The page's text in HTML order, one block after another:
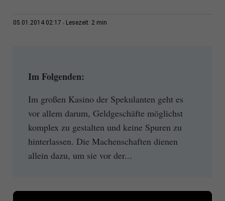
05.01.2014 02:17 Lesezeit: 2 min
Im Folgenden:
Im großen Kasino der Spekulanten geht es
vor allem darum, Geldgeschäfte möglichst
komplex zu gestalten und keine Spuren zu
hinterlassen. Die Machenschaften dienen
allein dazu, um sie vor der...